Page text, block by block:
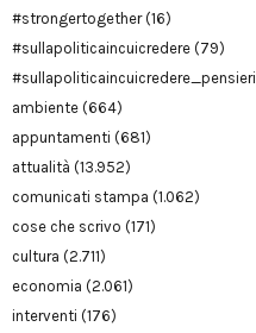
#strongertogether(16)
#sullapoliticaincuicredere (79)
#sullapoliticaincuicredere_pensieri
ambiente (664)
appuntamenti (681)
attualità (13.952)
comunicati stampa (1.062)
cose che scrivo (171)
cultura (2.711)
economia (2.061)
interventi (176)